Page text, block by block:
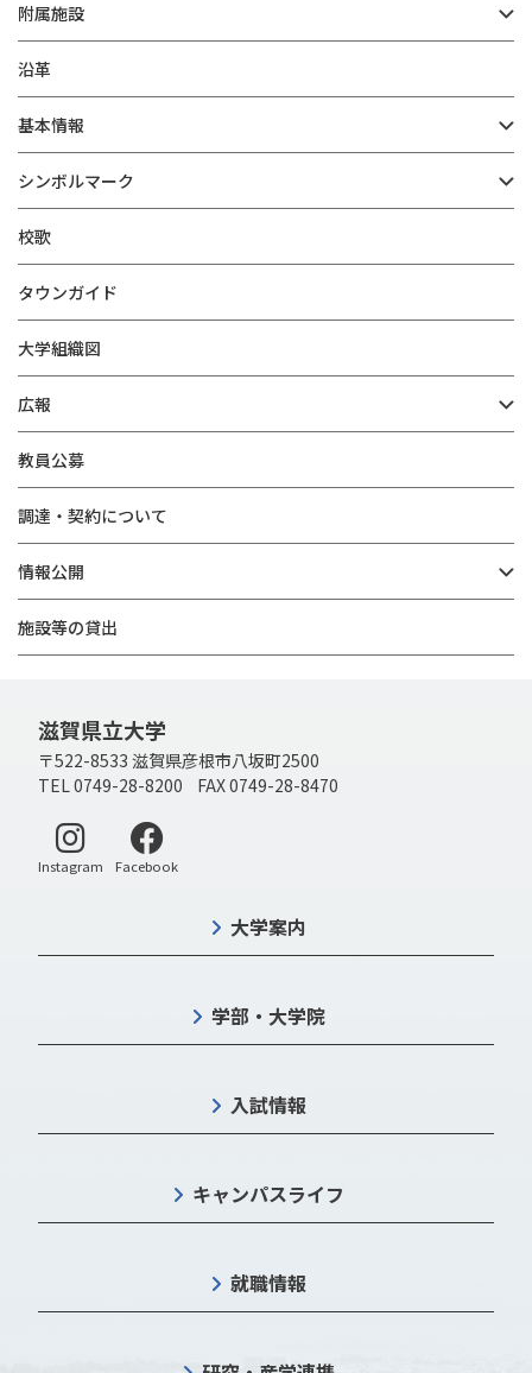
附属施設
沿革
基本情報
シンボルマーク
校歌
タウンガイド
大学組織図
広報
教員公募
調達・契約について
情報公開
施設等の貸出
滋賀県立大学
〒522-8533 滋賀県彦根市八坂町2500
TEL 0749-28-8200 FAX 0749-28-8470
Instagram 別ウィンドウで開く
Facebook別ウィンドウで開く
大学案内
学部・大学院
入試情報
キャンパスライフ
就職情報